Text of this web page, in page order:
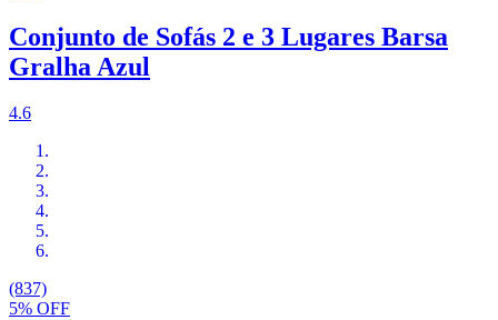
Conjunto de Sofás 2 e 3 Lugares Barsa
Gralha Azul
4.6
(837)
5% OFF